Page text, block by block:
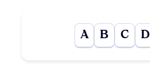
A B C D